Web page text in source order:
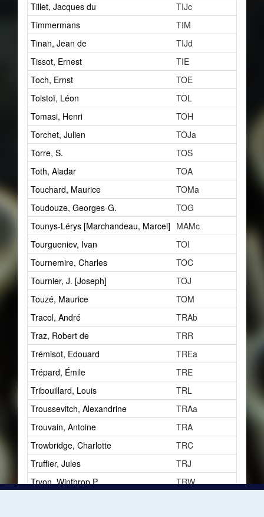
Tillet, Jacques du
TIJc
Timmermans
TIM
Tinan, Jean de
TIJd
Tissot, Ernest
TIE
Toch, Ernst
TOE
Tolstoï, Léon
TOL
Tomasi, Henri
TOH
Torchet, Julien
TOJa
Torre, S.
TOS
Toth, Aladar
TOA
Touchard, Maurice
TOMa
Toudouze, Georges-G.
TOG
Tounys-Lérys [Marchandeau, Marcel] MAMc
1
Tourgueniev, Ivan
TOI
Tournemire, Charles
TOC
Tournier, J. [Joseph]
TOJ
Touzé, Maurice
TOM
Tracol, André
TRAb
Traz, Robert de
TRR
1
Trémisot, Edouard
TREa
Trépard, Émile
TRE
Tribouillard, Louis
TRL
Troussevitch, Alexandrine
TRAa
Trouvain, Antoine
TRA
Trowbridge, Charlotte
TRC
Truffier, Jules
TRJ
Tryon, Winthrop P.
TRW
1